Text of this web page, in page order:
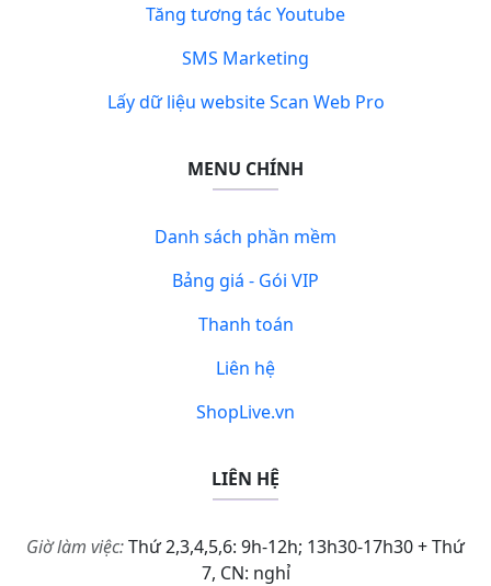
Tăng tương tác Youtube
SMS Marketing
Lấy dữ liệu website Scan Web Pro
MENU CHÍNH
Danh sách phần mềm
Bảng giá - Gói VIP
Thanh toán
Liên hệ
ShopLive.vn
LIÊN HỆ
Giờ làm việc:Thứ 2,3,4,5,6: 9h-12h; 13h30-17h30 + Thứ
7, CN: nghỉ